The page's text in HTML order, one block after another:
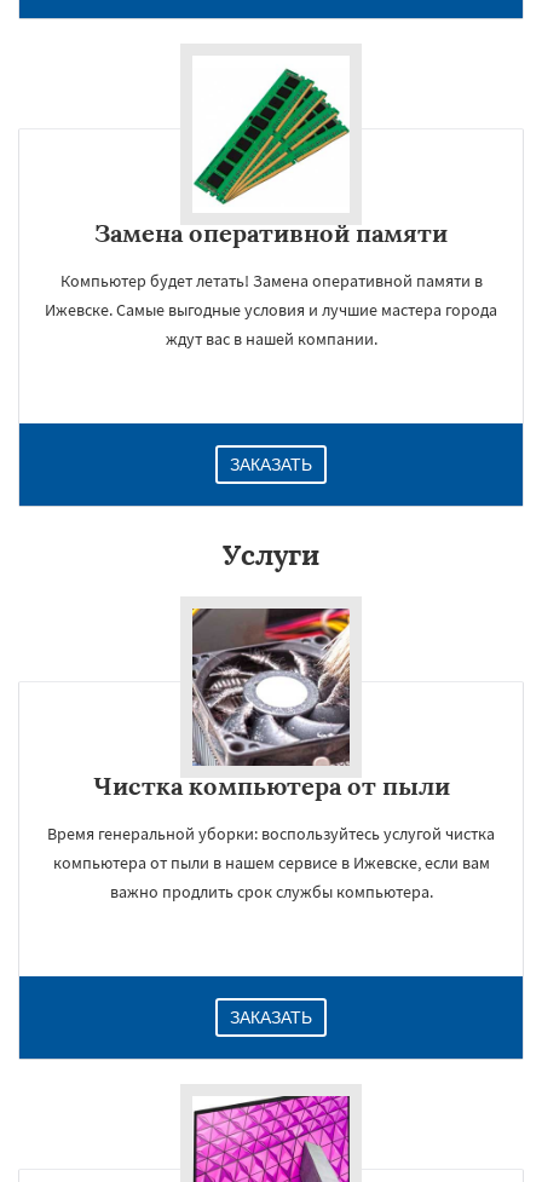
Замена оперативной памяти
Компьютер будет летать! Замена оперативной памяти в
Ижевске. Самые выгодные условия и лучшие мастера города
ждут вас в нашей компании.
ЗАКАЗАТЬ
Услуги
Чистка компьютера от пыли
Время генеральной уборки: воспользуйтесь услугой чистка
компьютера от пыли в нашем сервисе в Ижевске, если вам
важно продлить срок службы компьютера.
ЗАКАЗАТЬ
×